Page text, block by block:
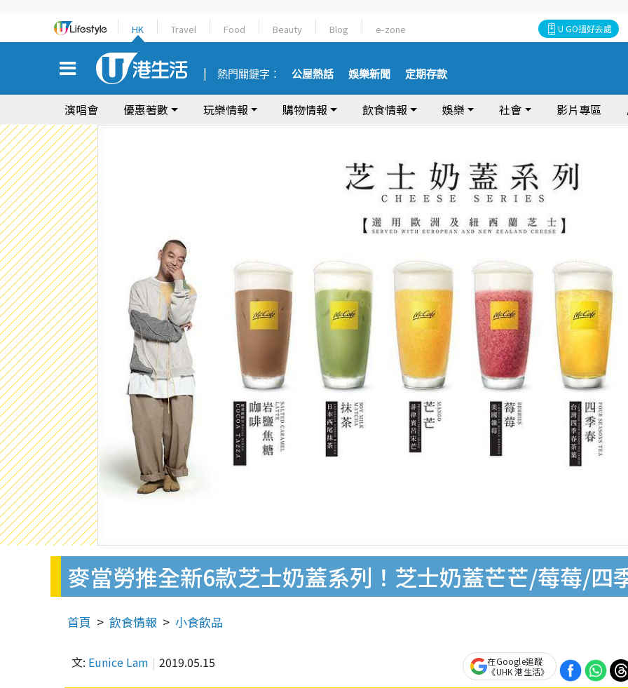
HK Travel Food Beauty Blog e-zone U GO搵好去處
熱門關鍵字： 公屋熱話 娛樂新聞 定期存款
演唱會 優惠著數 玩樂情報 購物情報 飲食情報 娛樂 社會 影片專區
麥當勞推全新6款芝士奶蓋系列！芝士奶蓋芒芒/莓莓/四
首頁 飲食情報 小食飲品
文: Eunice Lam 2019.05.15
在Google追蹤
《UHK 港生活》